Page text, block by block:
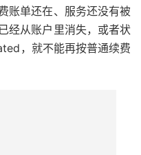
账单还在、服务还没有被
经从账户里消失，或者状
，就不能再按普通续费